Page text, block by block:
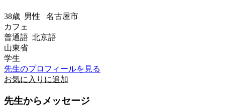
38歳 男性 名古屋市
カフェ
普通語 北京語
山東省
学生
先生のプロフィールを見る
お気に入りに追加
先生からメッセージ